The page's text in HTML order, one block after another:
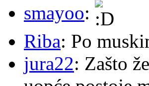
smayoo:
Riba: Po
jura22: Zašto